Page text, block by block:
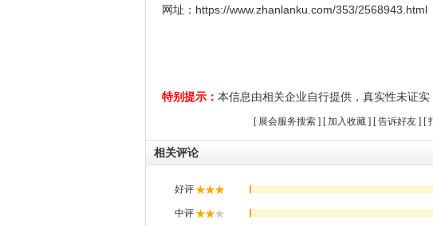
网址：https://www.zhanlanku.com/353/2568943.html
特别提示： 本信息由相关企业自行提供，真实性未证实
[ 展会服务搜索] [加入收藏] [告诉好友] [
相关评论